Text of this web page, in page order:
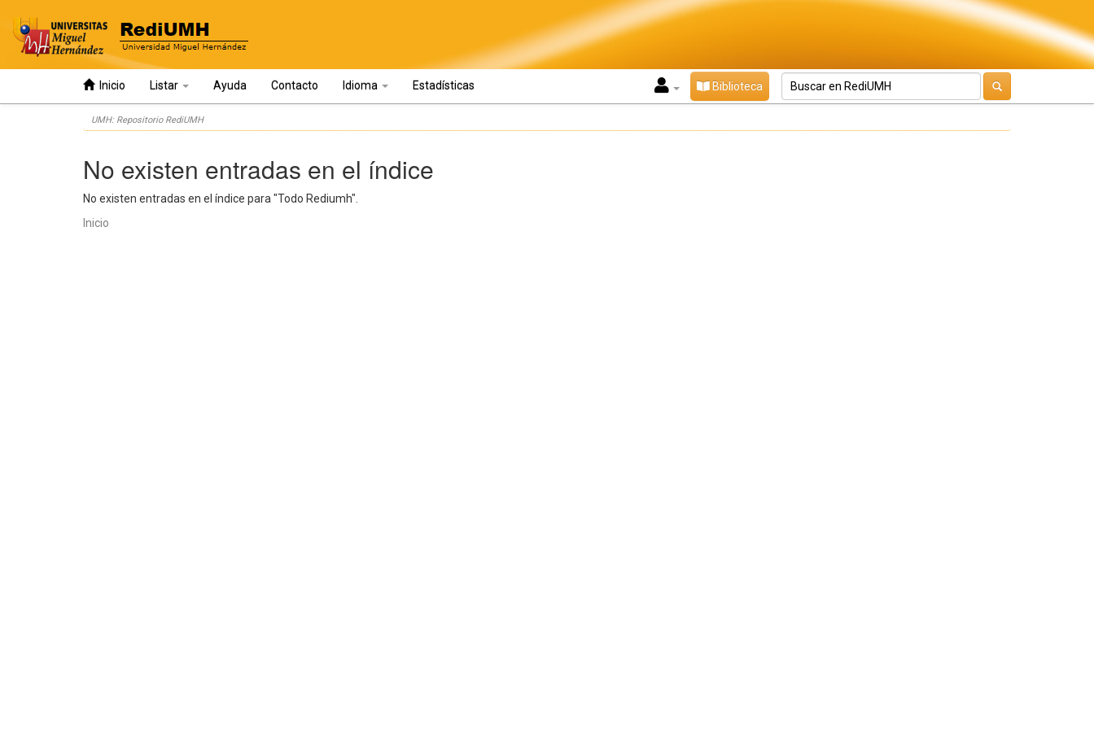
Inicio Listar Ayuda Contacto Idioma Estadísticas Biblioteca
UMH: Repositorio RediUMH
No existen entradas en el índice
No existen entradas en el índice para "Todo Rediumh".
Inicio